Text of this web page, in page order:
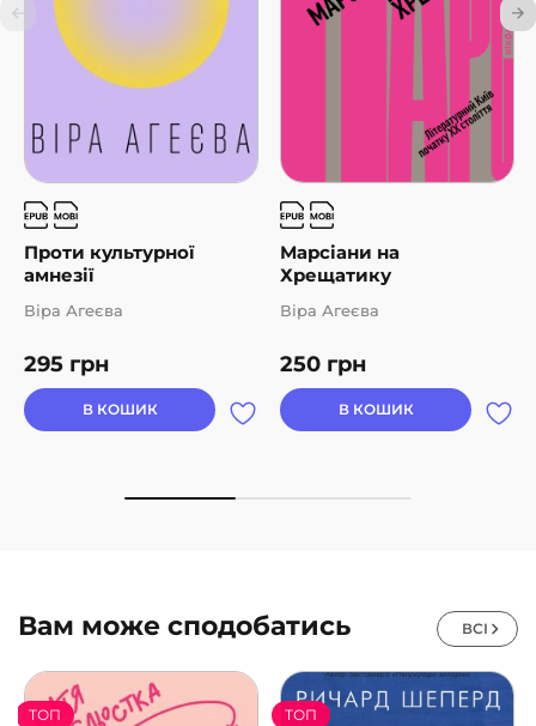
Проти культурної
амнезії
295 грн
Віра Агеєва
В КОШИК
Марсіани на
Хрещатику
250 грн
Віра Агеєва
В КОШИК
Вам може сподобатись ВСІ
ТОП ТОП